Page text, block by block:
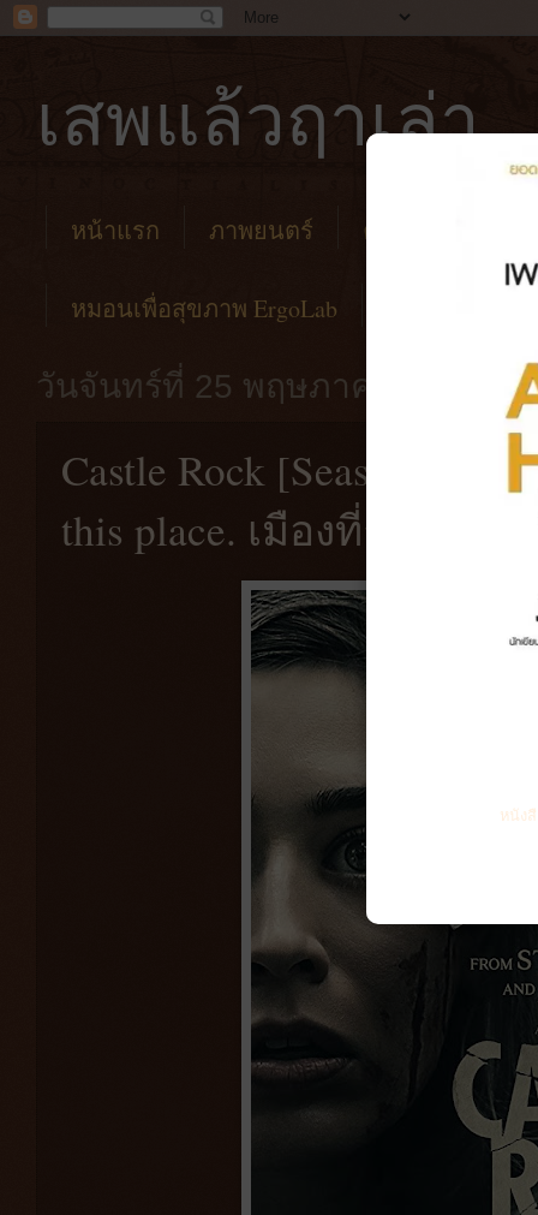
เสพแล้วฤาเล่า
หน้าแรก ภาพยนตร์ คาเฟ่
หมอนเพื่อสุขภาพ ErgoLab
วันจันทร์ที่ 25 พฤษภาคม พ.ศ.
Castle Rock [Season 1,
this place. เมืองที่ถูกพระเ
หนัง